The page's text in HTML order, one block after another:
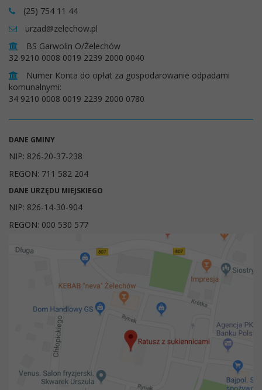
(25) 754 11 44
urzad@zelechow.pl
BS Garwolin O/Żelechów
32 9210 0008 0019 2239 2000 0040
Numer Konta do opłat za gospodarowanie odpadami
komunalnymi:
34 9210 0008 0019 2239 2000 0780
DANE GMINY
NIP: 826-20-37-238
REGON: 711 582 204
DANE URZĘDU MIEJSKIEGO
NIP: 826-14-30-904
REGON: 000 530 577